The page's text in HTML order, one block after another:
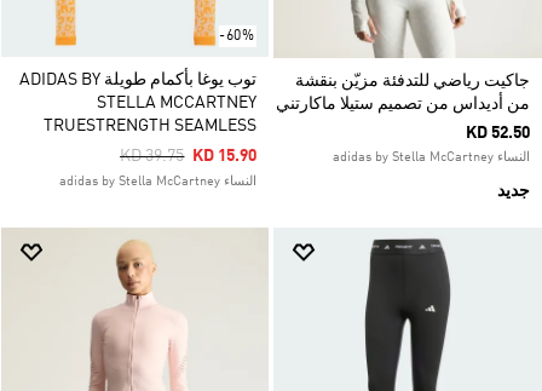
جاكيت رياضي للتدفئة مزيّن بنقشة
من أديداس من تصميم ستيلا ماكارتني
KD 52.50
النساء adidas by Stella McCartney
جديد
-60%
توب يوغا بأكمام طويلة ADIDAS BY
STELLA MCCARTNEY
TRUESTRENGTH SEAMLESS
Price Reduced From
KD 39.75ToKD 15.90
النساء adidas by Stella McCartney